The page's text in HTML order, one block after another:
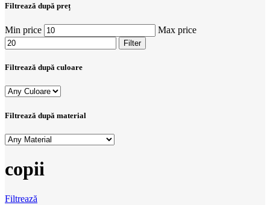
Filtrează după preț
Min price Max price
Filter
Filtrează după culoare
Filtrează după material
copii
Filtrează